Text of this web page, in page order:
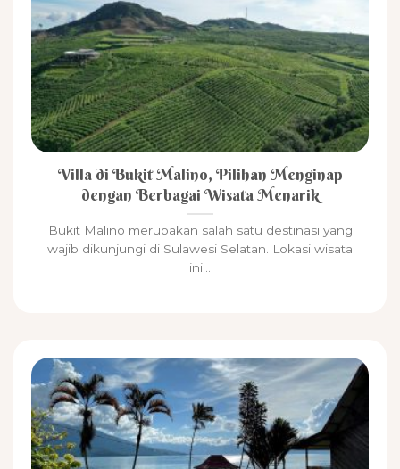
Villa di Bukit Malino, Pilihan Menginap
dengan Berbagai Wisata Menarik
Bukit Malino merupakan salah satu destinasi yang
wajib dikunjungi di Sulawesi Selatan. Lokasi wisata
ini...